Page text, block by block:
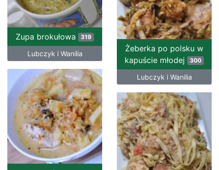
Zupa brokułowa 319
Lubczyk i Wanilia
Żeberka po polsku w
kapuście młodej 300
Lubczyk i Wanilia